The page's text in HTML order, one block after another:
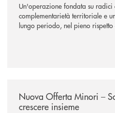
Un'operazione fondata su
complementarietà territoriale e
lungo periodo, nel pieno
negoziazione esclusiva per la
Nuova Offerta Minori –
crescere insieme